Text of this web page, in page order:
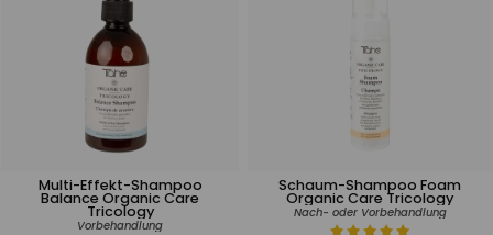
Multi-Effekt-Shampoo
Balance Organic Care
Tricology
Vorbehandlung
Schaum-Shampoo Foam
Organic Care Tricology
Nach- oder Vorbehandlung